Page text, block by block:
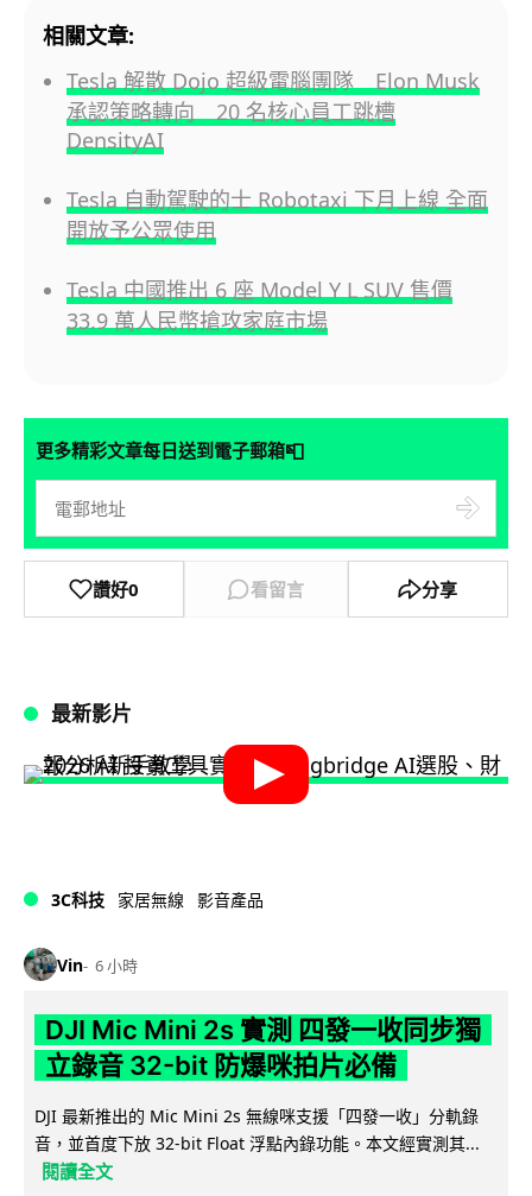
相關文章:
Tesla 解散 Dojo 超級電腦團隊 Elon Musk
承認策略轉向 20 名核心員工跳槽
DensityAI
Tesla 自動駕駛的士 Robotaxi 下月上線 全面
開放予公眾使用
Tesla 中國推出 6 座 Model Y L SUV 售價
33.9 萬人民幣搶攻家庭市場
更多精彩文章每日送到電子郵箱📮
讚好0 看留言 分享
最新影片
3C科技 家居無線 影音產品
Vin 6 小時
DJI Mic Mini 2s 實測 四發一收同步獨
立錄音 32-bit 防爆咪拍片必備
DJI 最新推出的 Mic Mini 2s 無線咪支援「四發一收」分軌錄
音，並首度下放 32-bit Float 浮點內錄功能。本文經實測其...
閱讀全文